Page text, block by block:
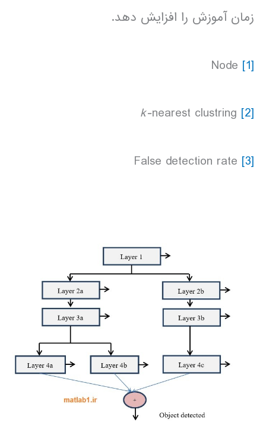
زمان آموزش را افزایش دهد.
[1]
[2]
k-nearest clustring
[3]